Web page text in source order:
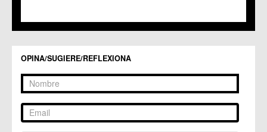
OPINA/SUGIERE/REFLEXIONA